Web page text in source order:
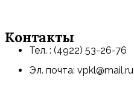
Контакты
Тел. : (4922) 53-26-76
Эл. почта: vpkl@mail.ru